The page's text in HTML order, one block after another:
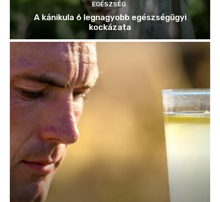
EGÉSZSÉG
A kánikula 6 legnagyobb egészségügyi
kockázata